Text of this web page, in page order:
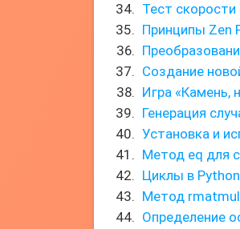
Тест скорости
Принципы Zen
Создание
Игра «Камень,
Генерация
Установка и
Метод eq для
Циклы в Python
Метод rmatmul
Определение